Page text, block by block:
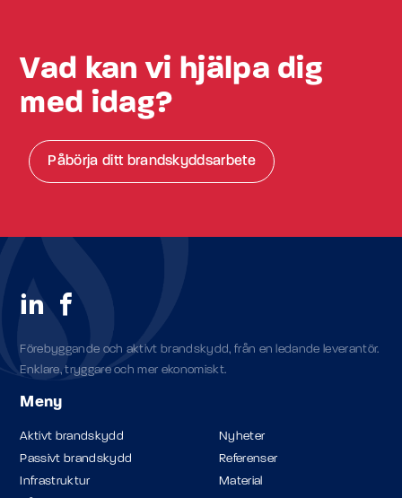
Vad kan vi hjälpa dig
med idag?
Påbörja ditt brandskyddsarbete
Förebyggande och aktivt brandskydd, från en ledande leverantör.
Enklare, tryggare och mer ekonomiskt.
Meny
Aktivt brandskydd
Passivt brandskydd
Infrastruktur
Nyheter
Referenser
Material